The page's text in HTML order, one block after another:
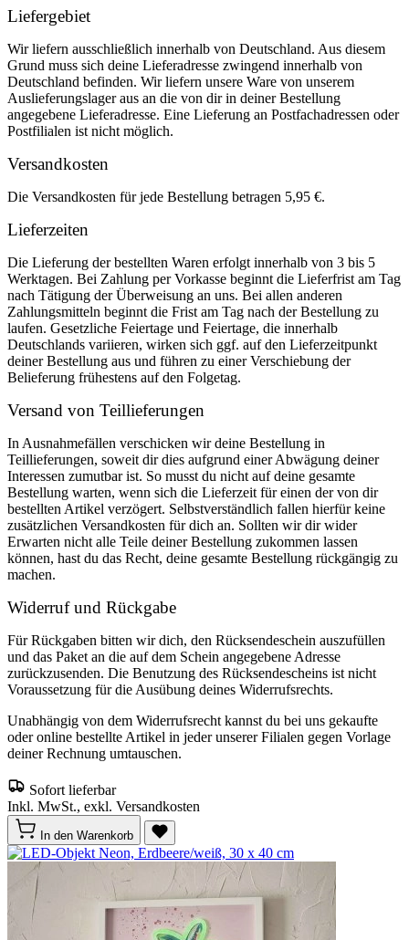
Liefergebiet
Wir liefern ausschließlich innerhalb von Deutschland. Aus diesem
Grund muss sich deine Lieferadresse zwingend innerhalb von
Deutschland befinden. Wir liefern unsere Ware von unserem
Auslieferungslager aus an die von dir in deiner Bestellung
angegebene Lieferadresse. Eine Lieferung an Postfachadressen oder
Postfilialen ist nicht möglich.
Versandkosten
Die Versandkosten für jede Bestellung betragen 5,95 €.
Lieferzeiten
Die Lieferung der bestellten Waren erfolgt innerhalb von 3 bis 5
Werktagen. Bei Zahlung per Vorkasse beginnt die Lieferfrist am Tag
nach Tätigung der Überweisung an uns. Bei allen anderen
Zahlungsmitteln beginnt die Frist am Tag nach der Bestellung zu
laufen. Gesetzliche Feiertage und Feiertage, die innerhalb
Deutschlands variieren, wirken sich ggf. auf den Lieferzeitpunkt
deiner Bestellung aus und führen zu einer Verschiebung der
Belieferung frühestens auf den Folgetag.
Versand von Teillieferungen
In Ausnahmefällen verschicken wir deine Bestellung in
Teillieferungen, soweit dir dies aufgrund einer Abwägung deiner
Interessen zumutbar ist. So musst du nicht auf deine gesamte
Bestellung warten, wenn sich die Lieferzeit für einen der von dir
bestellten Artikel verzögert. Selbstverständlich fallen hierfür keine
zusätzlichen Versandkosten für dich an. Sollten wir dir wider
Erwarten nicht alle Teile deiner Bestellung zukommen lassen
können, hast du das Recht, deine gesamte Bestellung rückgängig zu
machen.
Widerruf und Rückgabe
Für Rückgaben bitten wir dich, den Rücksendeschein auszufüllen
und das Paket an die auf dem Schein angegebene Adresse
zurückzusenden. Die Benutzung des Rücksendescheins ist nicht
Voraussetzung für die Ausübung deines Widerrufsrechts.
Unabhängig von dem Widerrufsrecht kannst du bei uns gekaufte
oder online bestellte Artikel in jeder unserer Filialen gegen Vorlage
deiner Rechnung umtauschen.
Sofort lieferbar
Inkl. MwSt., exkl. Versandkosten
In den Warenkorb